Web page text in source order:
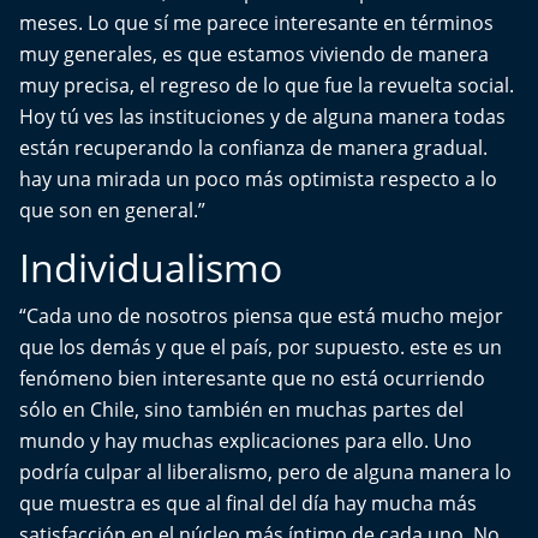
Del Fin del Mundo
Deportes
Conexión Digital
La Ruta del Pulsar
Psicología Abierta
Impacto Tecnológico
Sesiones Dieciocheras
Expreso PM
Conecta Vida
meses. Lo que sí me parece interesante en términos
muy generales, es que estamos viviendo de manera
muy precisa, el regreso de lo que fue la revuelta social.
Hoy tú ves las instituciones y de alguna manera todas
están recuperando la confianza de manera gradual.
hay una mirada un poco más optimista respecto a lo
que son en general.”
Individualismo
“Cada uno de nosotros piensa que está mucho mejor
que los demás y que el país, por supuesto. este es un
fenómeno bien interesante que no está ocurriendo
sólo en Chile, sino también en muchas partes del
mundo y hay muchas explicaciones para ello. Uno
podría culpar al liberalismo, pero de alguna manera lo
que muestra es que al final del día hay mucha más